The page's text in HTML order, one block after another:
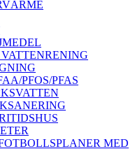
PFOS/PFAS
MED